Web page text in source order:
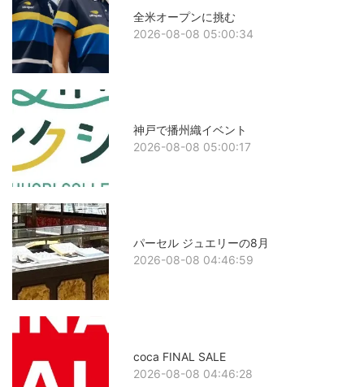
全米オープンに挑む
2026-08-08 05:00:34
神戸で播州織イベント
2026-08-08 05:00:17
パーセル ジュエリーの8月
2026-08-08 04:46:59
coca FINAL SALE
2026-08-08 04:46:28